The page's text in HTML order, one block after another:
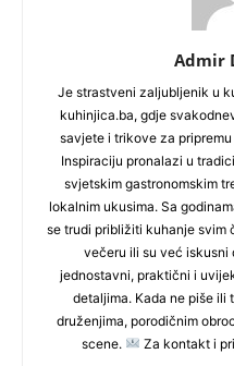
Admir
Je strastveni zaljubljenik u
kuhinjica.ba, gdje
savjete i trikove za
Inspiraciju pronalazi u
svjetskim gastronomskim
lokalnim ukusima. Sa
se trudi približiti kuhanje svim
večeru ili su već iskusni
jednostavni, praktični i
detaljima. Kada ne piše ili
druženjima, porodičnim
scene.
Za kontakt i